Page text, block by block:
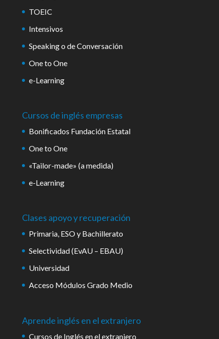
TOEIC
Intensivos
Speaking o de Conversación
One to One
e-Learning
Cursos de inglés empresas
Bonificados Fundación Estatal
One to One
«Tailor-made» (a medida)
e-Learning
Clases apoyo y recuperación
Primaria, ESO y Bachillerato
Selectividad (EvAU – EBAU)
Universidad
Acceso Módulos Grado Medio
Aprende inglés en el extranjero
Cursos de Inglés en el extranjero